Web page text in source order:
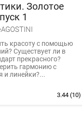
Золотое
1
красоту с помощью
Существует ли в
прекрасного?
гармонию с
линейки?...
3.44(10)